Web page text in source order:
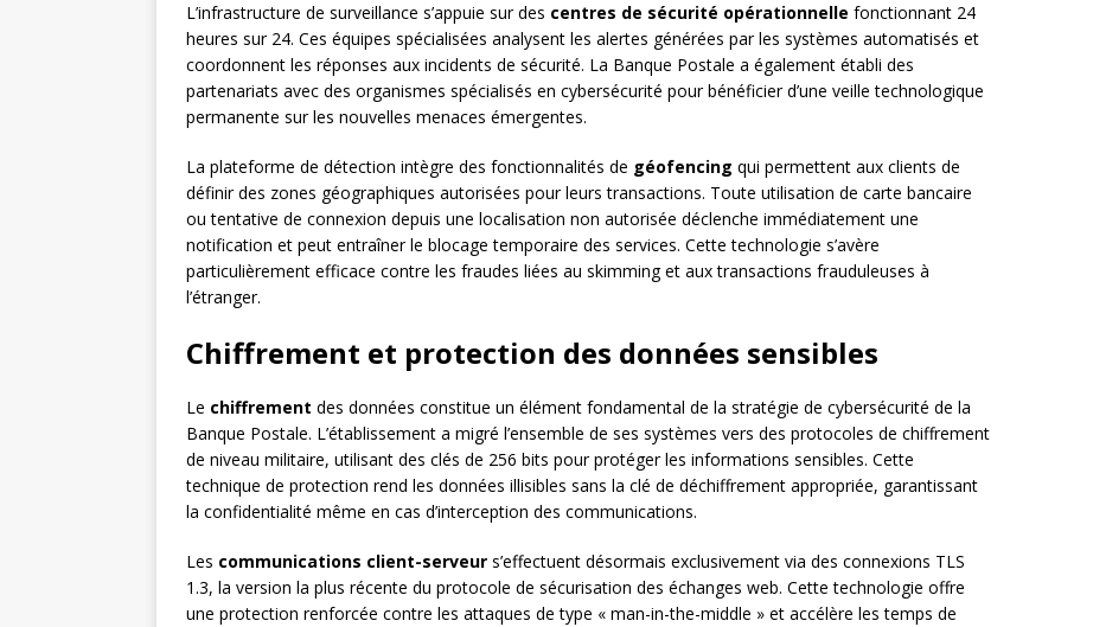
L’infrastructure de surveillance s’appuie sur des centres de sécurité opérationnelle fonctionnant 24
heures sur 24. Ces équipes spécialisées analysent les alertes générées par les systèmes automatisés et
coordonnent les réponses aux incidents de sécurité. La Banque Postale a également établi des
partenariats avec des organismes spécialisés en cybersécurité pour bénéficier d’une veille technologique
permanente sur les nouvelles menaces émergentes.
La plateforme de détection intègre des fonctionnalités de géofencing qui permettent aux clients de
définir des zones géographiques autorisées pour leurs transactions. Toute utilisation de carte bancaire
ou tentative de connexion depuis une localisation non autorisée déclenche immédiatement une
notification et peut entraîner le blocage temporaire des services. Cette technologie s’avère
particulièrement efficace contre les fraudes liées au skimming et aux transactions frauduleuses à
l’étranger.
Chiffrement et protection des données sensibles
Le chiffrement des données constitue un élément fondamental de la stratégie de cybersécurité de la
Banque Postale. L’établissement a migré l’ensemble de ses systèmes vers des protocoles de chiffrement
de niveau militaire, utilisant des clés de 256 bits pour protéger les informations sensibles. Cette
technique de protection rend les données illisibles sans la clé de déchiffrement appropriée, garantissant
la confidentialité même en cas d’interception des communications.
Les communications client-serveur s’effectuent désormais exclusivement via des connexions TLS
1.3, la version la plus récente du protocole de sécurisation des échanges web. Cette technologie offre
une protection renforcée contre les attaques de type « man-in-the-middle » et accélère les temps de